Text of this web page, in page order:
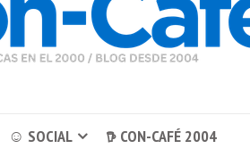
☺ SOCIAL 𖠚 CON-CAFÉ 2004